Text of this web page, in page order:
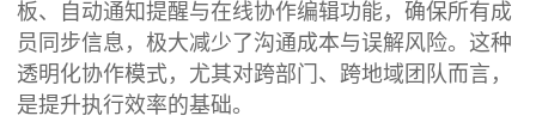
板、自动通知提醒与在线协作编辑功能，确保所有成
员同步信息，极大减少了沟通成本与误解风险。这种
透明化协作模式，尤其对跨部门、跨地域团队而言，
是提升执行效率的基础。